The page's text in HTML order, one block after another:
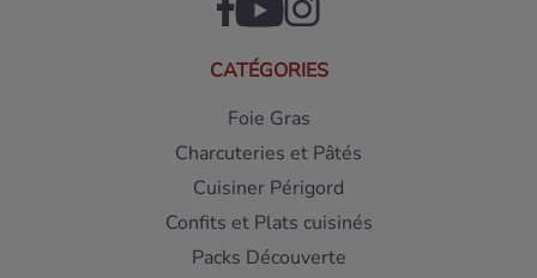
CATÉGORIES
Foie Gras
Charcuteries et Pâtés
Cuisiner Périgord
Confits et Plats cuisinés
Packs Découverte